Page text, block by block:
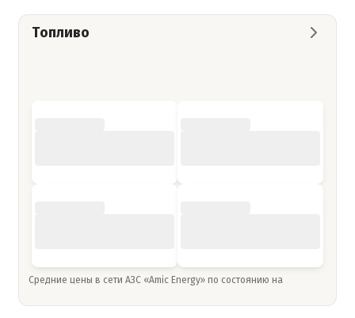
Топливо
Средние цены в сети АЗС «Amic Energy» по состоянию на